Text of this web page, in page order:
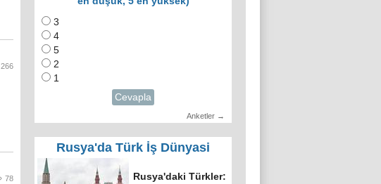
266
78
3
4
5
2
1
Cevapla
Anketler →
Rusya'da Türk İş Dünyasi
Rusya'daki Türkler: